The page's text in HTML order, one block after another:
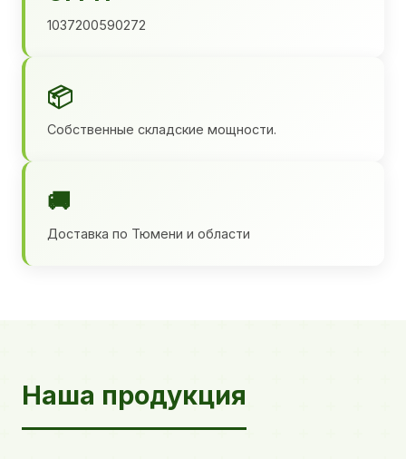
1037200590272
📦
Собственные складские мощности.
🚚
Доставка по Тюмени и области
Наша продукция